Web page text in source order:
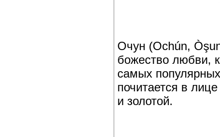
Очун (Ochún,
божество любви,
самых
почитается в
и золотой.